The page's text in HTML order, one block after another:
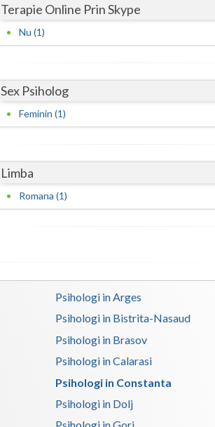
Vaslui
Vrancea
Terapie Online Prin Skype
Nu (1)
Sex Psiholog
Feminin (1)
Limba
Romana (1)
Psihologi in Arges
Psihologi in Bistrita-Nasaud
Psihologi in Brasov
Psihologi in Calarasi
Psihologi in Constanta
Psihologi in Dolj